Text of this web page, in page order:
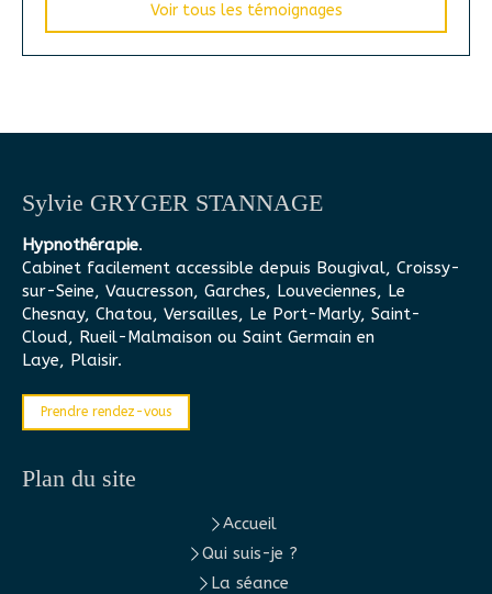
Voir tous les témoignages
Sylvie GRYGER STANNAGE
Hypnothérapie.
Cabinet facilement accessible depuis Bougival, Croissy-
sur-Seine, Vaucresson, Garches, Louveciennes, Le
Chesnay, Chatou, Versailles, Le Port-Marly, Saint-
Cloud, Rueil-Malmaison ou Saint Germain en
Laye, Plaisir.
Prendre rendez-vous
Plan du site
Accueil
Qui suis-je ?
La séance